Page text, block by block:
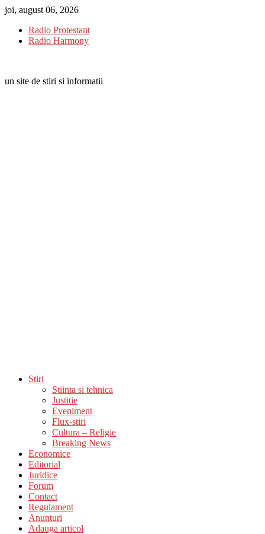
Skip
content
joi, august 06, 2026
Radio Protestant
Radio Harmony
un site de stiri si informatii
Stiri
Stiinta si tehnica
Justitie
Eveniment
Flux-stiri
Cultura – Religie
Breaking News
Economice
Editorial
Juridice
Forum
Contact
Regulament
Anunturi
Adauga articol